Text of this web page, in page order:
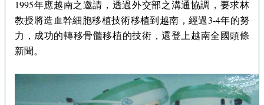
1995年應越南之邀請，透過外交部之溝通協調，要求林
教授將造血幹細胞移植技術移植到越南，經過3-4年的努
力，成功的轉移骨髓移植的技術，還登上越南全國頭條
新聞。